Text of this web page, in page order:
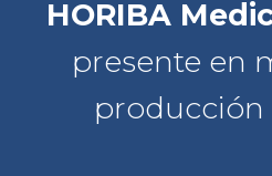
HORIBA
presente en
producción